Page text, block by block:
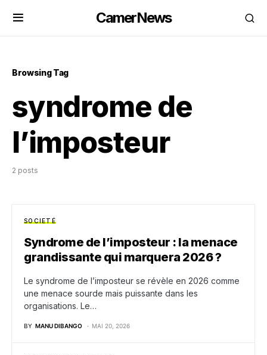
CamerNews
Browsing Tag
syndrome de
l’imposteur
2 posts
SOCIETÉ
Syndrome de l’imposteur : la menace
grandissante qui marquera 2026 ?
Le syndrome de l’imposteur se révèle en 2026 comme
une menace sourde mais puissante dans les
organisations. Le…
BY MANU DIBANGO MAI 20, 2026